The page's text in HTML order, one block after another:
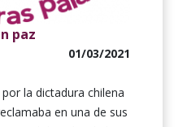
paz
01/03/2021
la dictadura chilena
en una de sus